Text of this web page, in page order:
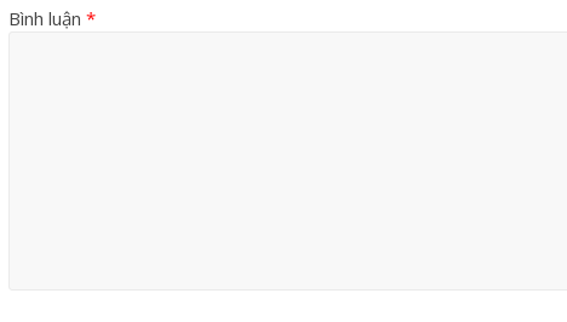
Bình luận*